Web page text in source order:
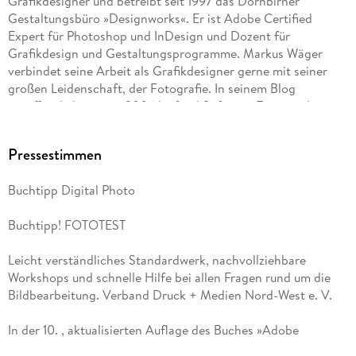
Maskiertes Schärfen . . . 65
Drucken . . . 68
Grundlagenexkurs: Farbe . . . 72
Farben definieren . . . 82
Fläche füllen . . . 85
Farbmischung festlegen . . . 88
Eine Füllebene erstellen . . . 90
Pinsel einstellen und anwenden . . . 92
Gestaltungsbüro »Designworks«. Er ist Adobe Certified
Expert für Photoshop und InDesign und Dozent für
Grafikdesign und Gestaltungsprogramme. Markus Wäger
verbindet seine Arbeit als Grafikdesigner gerne mit seiner
großen Leidenschaft, der Fotografie. In seinem Blog
veröffentlicht er seit 2006 laufend Software-Tipps und
Pressestimmen
Buchtipp Digital Photo
Buchtipp! FOTOTEST
Leicht verständliches Standardwerk, nachvollziehbare
Workshops und schnelle Hilfe bei allen Fragen rund um die
Bildbearbeitung. Verband Druck + Medien Nord-West e. V.
In der 10. , aktualisierten Auflage des Buches »Adobe